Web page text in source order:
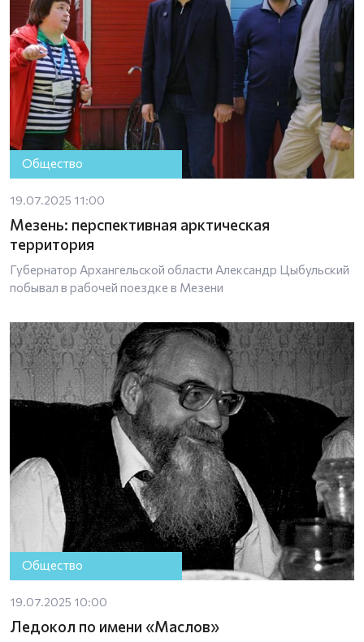
Общество
19.07.2025 11:00
Мезень: перспективная арктическая
территория
Губернатор Архангельской области Александр Цыбульский
побывал в рабочей поездке в Мезени
Общество
19.07.2025 10:00
Ледокол по имени «Маслов»